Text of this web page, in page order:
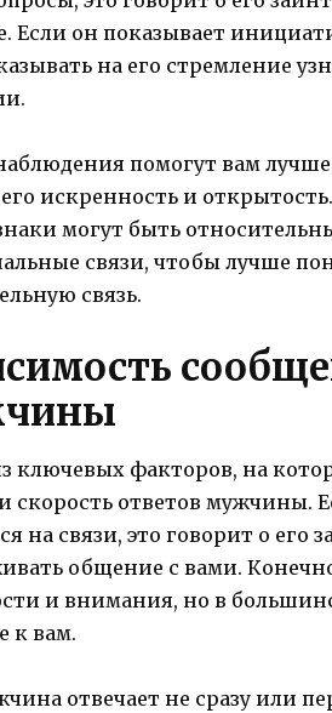
Если он показывает
на его стремление
помогут вам
искренность и
могут быть
связи, чтобы лучше
связь.
ключевых факторов, на
скорость ответов мужчины.
на связи, это говорит о его
общение с вами.
и внимания, но в
к вам.
отвечает не сразу или